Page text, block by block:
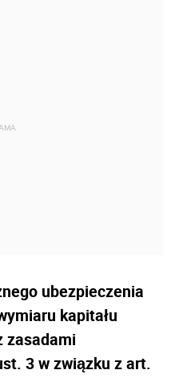
ubezpieczenia
kapitału
zasadami
3 w związku z art.